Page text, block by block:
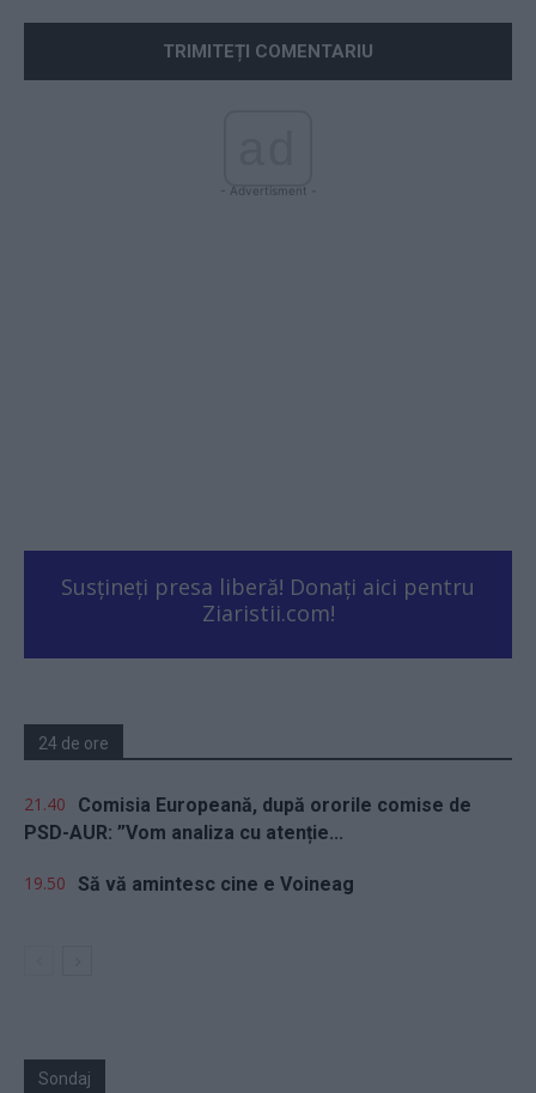
- Advertisment -
Susțineți presa liberă! Donați aici pentru
Ziaristii.com!
24 de ore
21.40
Comisia Europeană, după ororile comise de
PSD-AUR: ”Vom analiza cu atenție...
19.50 Să vă amintesc cine e Voineag
Sondaj